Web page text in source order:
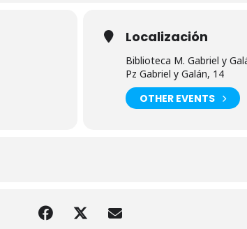
Localización
Biblioteca M. Gabriel y
Pz Gabriel y Galán, 14
OTHER EVENTS